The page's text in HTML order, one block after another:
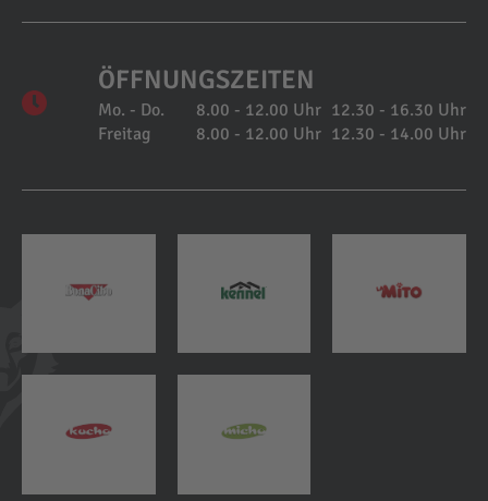
ÖFFNUNGSZEITEN
Mo. - Do. 8.00 - 12.00 Uhr 12.30 - 16.30 Uhr
Freitag
8.00 - 12.00 Uhr 12.30 - 14.00 Uhr